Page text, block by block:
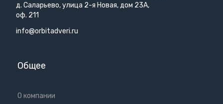
д. Саларьево, улица 2-я Новая, дом 23А,
оф. 211
info@orbitadveri.ru
Общее
О компании